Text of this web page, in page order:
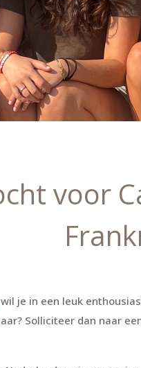
voor
je in een leuk
Solliciteer dan naar